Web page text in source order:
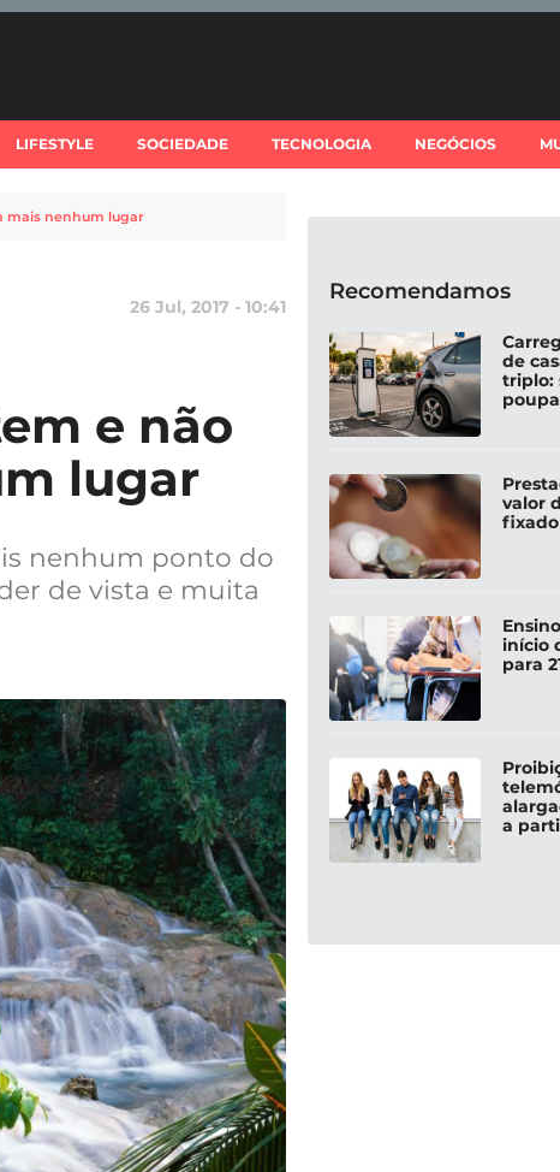
LIFESTYLE SOCIEDADE TECNOLOGIA NEGÓCIOS
mais nenhum lugar
26 Jul, 2017 - 10:41
e não
lugar
nenhum ponto do
de vista e muita
Recomendamos
de
triplo:
valor
fixado
início
para
a